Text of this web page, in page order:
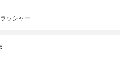
ッシャー